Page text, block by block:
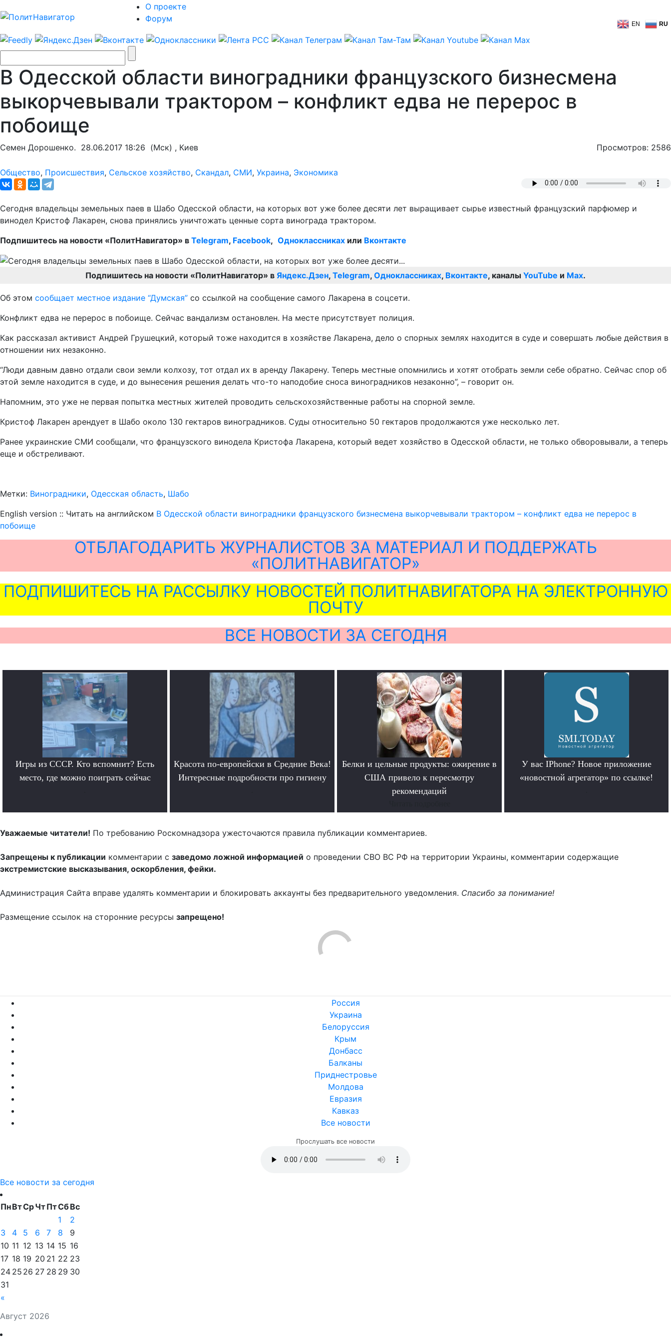
О проекте
Форум
EN RU
В Одесской области виноградники французского бизнесмена
выкорчевывали трактором – конфликт едва не перерос в
побоище
Семен Дорошенко. 28.06.2017 18:26 (Мск) , Киев Просмотров: 2586
Общество, Происшествия, Сельское хозяйство, Скандал, СМИ, Украина, Экономика
Сегодня владельцы земельных паев в Шабо Одесской области, на которых вот уже более десяти лет выращивает сырье известный французский парфюмер и
винодел Кристоф Лакарен, снова принялись уничтожать ценные сорта винограда трактором.
Подпишитесь на новости «ПолитНавигатор» в Telegram, Facebook, Одноклассниках или Вконтакте
Подпишитесь на новости «ПолитНавигатор» в Яндекс.Дзен, Telegram, Одноклассниках, Вконтакте, каналы YouTube и Max.
Об этом сообщает местное издание “Думская” со ссылкой на сообщение самого Лакарена в соцсети.
Конфликт едва не перерос в побоище. Сейчас вандализм остановлен. На месте присутствует полиция.
Как рассказал активист Андрей Грушецкий, который тоже находится в хозяйстве Лакарена, дело о спорных землях находится в суде и совершать любые действия в
отношении них незаконно.
“Люди давным давно отдали свои земли колхозу, тот отдал их в аренду Лакарену. Теперь местные опомнились и хотят отобрать земли себе обратно. Сейчас спор об
этой земле находится в суде, и до вынесения решения делать что-то наподобие сноса виноградников незаконно”, – говорит он.
Напомним, это уже не первая попытка местных жителей проводить сельскохозяйственные работы на спорной земле.
Кристоф Лакарен арендует в Шабо около 130 гектаров виноградников. Суды относительно 50 гектаров продолжаются уже несколько лет.
Ранее украинские СМИ сообщали, что французского винодела Кристофа Лакарена, который ведет хозяйство в Одесской области, не только обворовывали, а теперь
еще и обстреливают.
Метки: Виноградники, Одесская область, Шабо
English version :: Читать на английском В Одесской области виноградники французского бизнесмена выкорчевывали трактором – конфликт едва не перерос в
побоище
ОТБЛАГОДАРИТЬ ЖУРНАЛИСТОВ ЗА МАТЕРИАЛ И ПОДДЕРЖАТЬ
«ПОЛИТНАВИГАТОР»
ПОДПИШИТЕСЬ НА РАССЫЛКУ НОВОСТЕЙ ПОЛИТНАВИГАТОРА НА ЭЛЕКТРОННУЮ
ПОЧТУ
ВСЕ НОВОСТИ ЗА СЕГОДНЯ
Игры из СССР. Кто вспомнит? Есть
место, где можно поиграть сейчас
Красота по-европейски в Средние Века!
Интересные подробности про гигиену
Белки и цельные продукты: ожирение в
США привело к пересмотру
рекомендаций
У вас IPhone? Новое приложение
«новостной агрегатор» по ссылке!
Уважаемые читатели! По требованию Роскомнадзора ужесточаются правила публикации комментариев.
Запрещены к публикации комментарии с заведомо ложной информацией о проведении СВО ВС РФ на территории Украины, комментарии содержащие
экстремистские высказывания, оскорбления, фейки.
Администрация Сайта вправе удалять комментарии и блокировать аккаунты без предварительного уведомления. Спасибо за понимание!
Размещение ссылок на сторонние ресурсы запрещено!
Россия
Украина
Белоруссия
Крым
Донбасс
Балканы
Приднестровье
Молдова
Евразия
Кавказ
Все новости
Прослушать все новости
Все новости за сегодня
Август 2026
ПнВтСрЧтПтСбВс
«
1
2
3
4 5 6 7 8
9
10 11 12 13 14 15 16
17 18 19 20 21 22 23
24 25 26 27 28 29 30
31